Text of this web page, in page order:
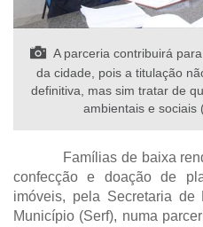
A parceria contribuirá
da cidade, pois a titulação
definitiva, mas sim tratar de
ambientais e sociais
Famílias de baixa renda
confecção e doação de
imóveis, pela Secretaria de
Município (Serf), numa